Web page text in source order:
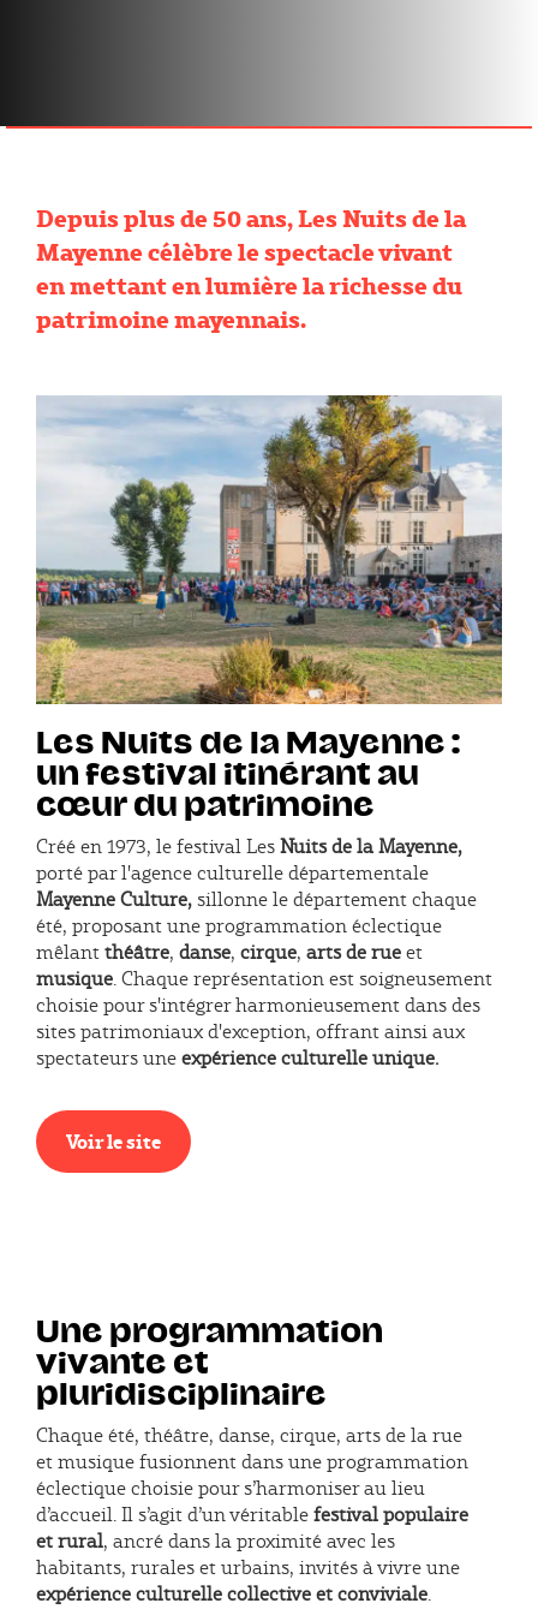
​Depuis plus de 50 ans, Les Nuits de la
Mayenne célèbre le spectacle vivant
en mettant en lumière la richesse du
patrimoine mayennais.
Les Nuits de la Mayenne :
un festival itinérant au
cœur du patrimoine
Créé en 1973, le festival LesNuits de la Mayenne,
porté par l'agence culturelle départementale
Mayenne Culture,sillonne le département chaque
été, proposant une programmation éclectique
mêlantthéâtre, danse, cirque, arts de rueet
musique. Chaque représentation est soigneusement
choisie pour s'intégrer harmonieusement dans des
sites patrimoniaux d'exception, offrant ainsi aux
spectateurs uneexpérience culturelle unique.
Voir le site
Une programmation
vivante et
pluridisciplinaire
Chaque été, théâtre, danse, cirque, arts de la rue
et musique fusionnent dans une programmation
éclectique choisie pour s’harmoniser au lieu
d’accueil. Il s’agit d’un véritablefestival populaire
et rural, ancré dans la proximité avec les
habitants, rurales et urbains, invités à vivre une
expérience culturelle collective et conviviale.